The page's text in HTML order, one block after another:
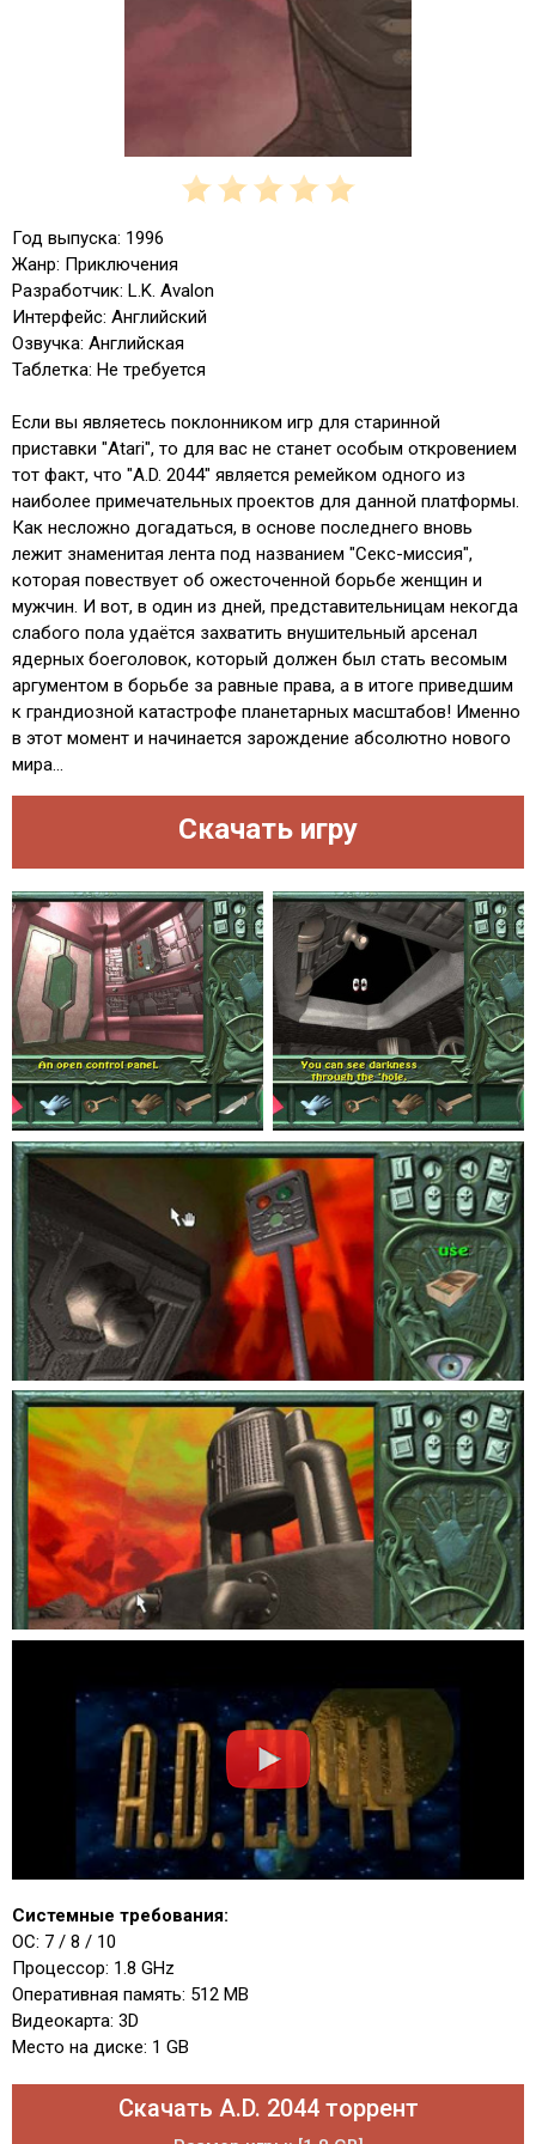
Год выпуска: 1996
Жанр: Приключения
Разработчик: L.K. Avalon
Интерфейс: Английский
Озвучка: Английская
Таблетка: Не требуется
Если вы являетесь поклонником игр для старинной
приставки "Atari", то для вас не станет особым откровением
тот факт, что "A.D. 2044" является ремейком одного из
наиболее примечательных проектов для данной платформы.
Как несложно догадаться, в основе последнего вновь
лежит знаменитая лента под названием "Секс-миссия",
которая повествует об ожесточенной борьбе женщин и
мужчин. И вот, в один из дней, представительницам некогда
слабого пола удаётся захватить внушительный арсенал
ядерных боеголовок, который должен был стать весомым
аргументом в борьбе за равные права, а в итоге приведшим
к грандиозной катастрофе планетарных масштабов! Именно
в этот момент и начинается зарождение абсолютно нового
мира...
Скачать игру
Системные требования:
ОС: 7 / 8 / 10
Процессор: 1.8 GHz
Оперативная память: 512 MB
Видеокарта: 3D
Место на диске: 1 GB
Скачать A.D. 2044 торрент